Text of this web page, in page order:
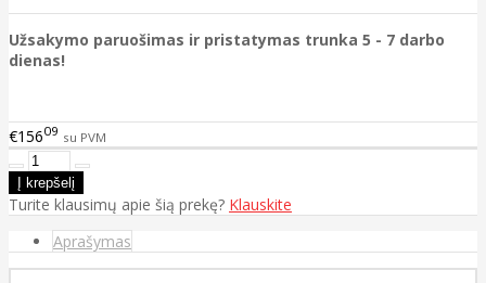
Užsakymo paruošimas ir pristatymas trunka 5 - 7 darbo
dienas!
€15609 su PVM
Turite klausimų apie šią prekę? Klauskite
Aprašymas